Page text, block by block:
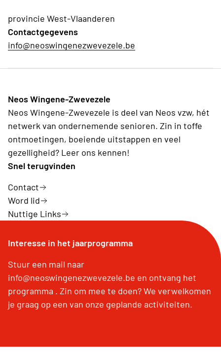
provincie West-Vlaanderen
Contactgegevens
info@neoswingenezwevezele.be
Neos Wingene-Zwevezele
Neos Wingene-Zwevezele is deel van Neos vzw, hét
netwerk van ondernemende senioren. Zin in toffe
ontmoetingen, boeiende uitstappen en veel
gezelligheid? Leer ons kennen!
Snel terugvinden
Contact
Word lid
Nuttige Links
Interesse in het jaarprogramma
Stuur een mail naar
info@neoswingenezwevezele.be en ontvang het
programma . Zin om mee te doen? We verwelkomen
je graag op een van onze geplande activiteiten.